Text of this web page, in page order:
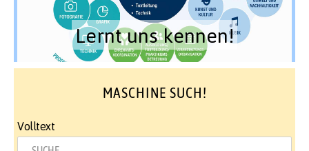
Lernt uns kennen!
MASCHINE SUCH!
Volltext